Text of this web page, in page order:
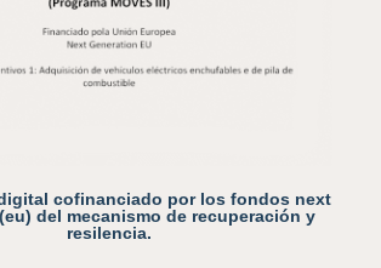
cofinanciado por los fondos next
del mecanismo de recuperación y
resilencia.